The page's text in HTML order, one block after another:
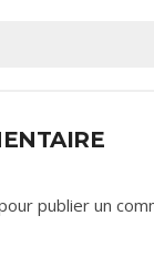
publier un